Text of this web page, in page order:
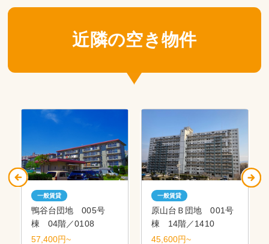
近隣の空き物件
一般賃貸
鴨谷台団地 005号
棟 04階／0108
57,400円~
一般賃貸
原山台Ｂ団地 001号
棟 14階／1410
45,600円~